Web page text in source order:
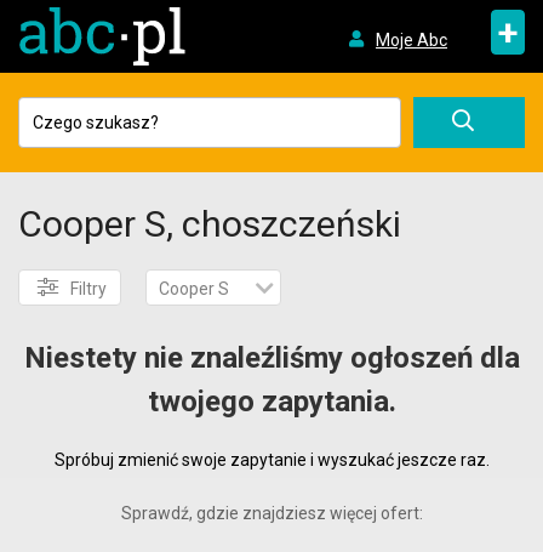
Moje Abc +
Cooper S, choszczeński
Filtry Cooper S
Niestety nie znaleźliśmy ogłoszeń dla
twojego zapytania.
Spróbuj zmienić swoje zapytanie i wyszukać jeszcze raz.
Sprawdź, gdzie znajdziesz więcej ofert: